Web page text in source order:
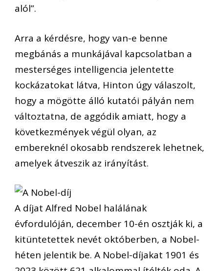
alól”.
Arra a kérdésre, hogy van-e benne
megbánás a munkájával kapcsolatban a
mesterséges intelligencia jelentette
kockázatokat látva, Hinton úgy válaszolt,
hogy a mögötte álló kutatói pályán nem
változtatna, de aggódik amiatt, hogy a
következmények végül olyan, az
embereknél okosabb rendszerek lehetnek,
amelyek átveszik az irányítást.
A díjat Alfred Nobel halálának
évfordulóján, december 10-én osztják ki, a
kitüntetettek nevét októberben, a Nobel-
héten jelentik be. A Nobel-díjakat 1901 és